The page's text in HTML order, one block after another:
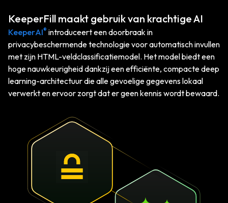
KeeperFill maakt gebruik van krachtige AI
KeeperAI® introduceert een doorbraak in
privacybeschermende technologie voor automatisch invullen
met zijn HTML-veldclassificatiemodel. Het model biedt een
hoge nauwkeurigheid dankzij een efficiënte, compacte deep
learning-architectuur die alle gevoelige gegevens lokaal
verwerkt en ervoor zorgt dat er geen kennis wordt bewaard.